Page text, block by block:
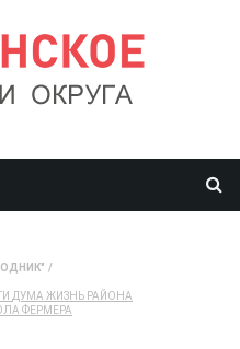
ДУМА ЖИЗНЬ РАЙОНА
ФЕРМЕРА